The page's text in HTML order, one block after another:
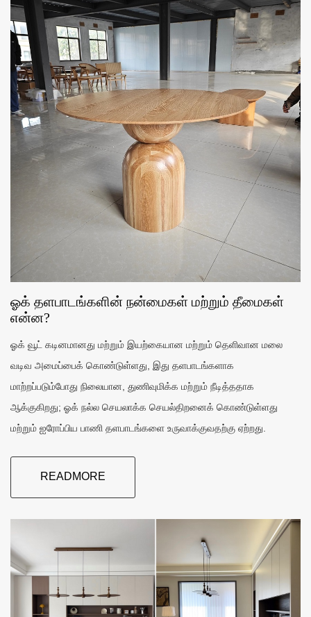
ஓக் தளபாடங்களின் நன்மைகள் மற்றும் தீமைகள்
என்ன?
ஓக் வூட் கடினமானது மற்றும் இயற்கையான மற்றும் தெளிவான மலை
வடிவ அமைப்பைக் கொண்டுள்ளது, இது தளபாடங்களாக
மாற்றப்படும்போது நிலையான, துணிவுமிக்க மற்றும் நீடித்ததாக
ஆக்குகிறது; ஓக் நல்ல செயலாக்க செயல்திறனைக் கொண்டுள்ளது
மற்றும் ஐரோப்பிய பாணி தளபாடங்களை உருவாக்குவதற்கு ஏற்றது.
READMORE